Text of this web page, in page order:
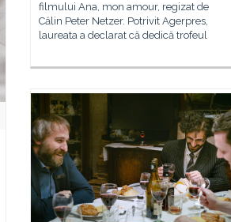
filmului Ana, mon amour, regizat de
Călin Peter Netzer. Potrivit Agerpres,
laureata a declarat că dedică trofeul